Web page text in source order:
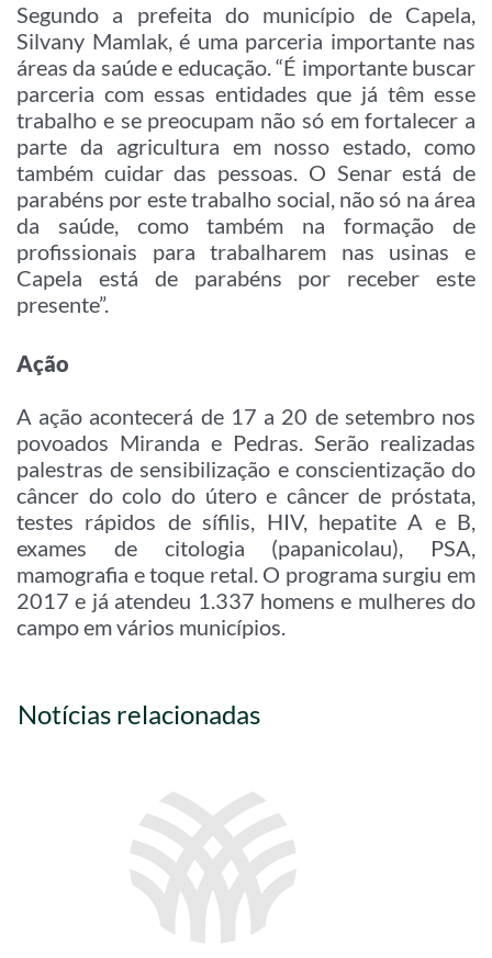
Segundo a prefeita do município de Capela,
Silvany Mamlak, é uma parceria importante nas
áreas da saúde e educação. “É importante buscar
parceria com essas entidades que já têm esse
trabalho e se preocupam não só em fortalecer a
parte da agricultura em nosso estado, como
também cuidar das pessoas. O Senar está de
parabéns por este trabalho social, não só na área
da saúde, como também na formação de
profissionais para trabalharem nas usinas e
Capela está de parabéns por receber este
presente”.
Ação
A ação acontecerá de 17 a 20 de setembro nos
povoados Miranda e Pedras. Serão realizadas
palestras de sensibilização e conscientização do
câncer do colo do útero e câncer de próstata,
testes rápidos de sífilis, HIV, hepatite A e B,
exames de citologia (papanicolau), PSA,
mamografia e toque retal. O programa surgiu em
2017 e já atendeu 1.337 homens e mulheres do
campo em vários municípios.
Notícias relacionadas